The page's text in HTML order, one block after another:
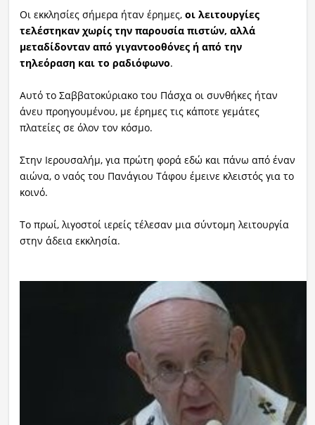
Οι εκκλησίες σήμερα ήταν έρημες, οι λειτουργίες
τελέστηκαν χωρίς την παρουσία πιστών, αλλά
μεταδίδονταν από γιγαντοοθόνες ή από την
τηλεόραση και το ραδιόφωνο.
Αυτό το Σαββατοκύριακο του Πάσχα οι συνθήκες ήταν
άνευ προηγουμένου, με έρημες τις κάποτε γεμάτες
πλατείες σε όλον τον κόσμο.
Στην Ιερουσαλήμ, για πρώτη φορά εδώ και πάνω από έναν
αιώνα, ο ναός του Πανάγιου Τάφου έμεινε κλειστός για το
κοινό.
Το πρωί, λιγοστοί ιερείς τέλεσαν μια σύντομη λειτουργία
στην άδεια εκκλησία.